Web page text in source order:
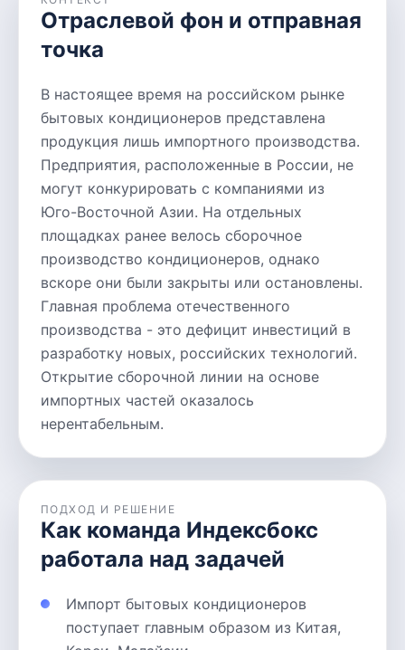
Отраслевой фон и отправная
точка
В настоящее время на российском рынке
бытовых кондиционеров представлена
продукция лишь импортного производства.
Предприятия, расположенные в России, не
могут конкурировать с компаниями из
Юго-Восточной Азии. На отдельных
площадках ранее велось сборочное
производство кондиционеров, однако
вскоре они были закрыты или остановлены.
Главная проблема отечественного
производства - это дефицит инвестиций в
разработку новых, российских технологий.
Открытие сборочной линии на основе
импортных частей оказалось
нерентабельным.
ПОДХОД И РЕШЕНИЕ
Как команда Индексбокс
работала над задачей
Импорт бытовых кондиционеров
поступает главным образом из Китая,